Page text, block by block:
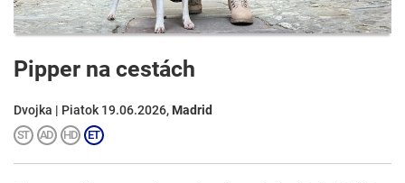
Pipper na cestách
Dvojka | Piatok 19.06.2026, Madrid